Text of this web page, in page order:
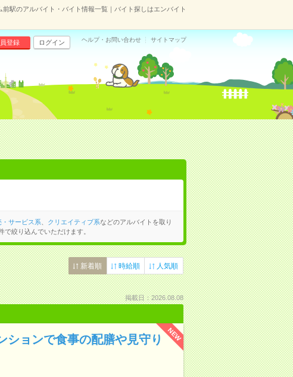
前駅のアルバイト・バイト情報一覧｜バイト探しはエンバイト
登録 ログイン ヘルプ・お問い合わせ サイトマップ
サービス系 クリエイティブ系などのアルバイトを取り
で絞り込んでいただけます。
新着順 時給順 人気順
掲載日：2026.08.08
NEW
ションで食事の配膳や見守り